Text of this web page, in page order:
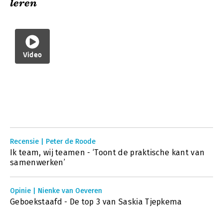
leren
Video
Recensie | Peter de Roode
Ik team, wij teamen - ‘Toont de praktische kant van
samenwerken’
Opinie | Nienke van Oeveren
Geboekstaafd - De top 3 van Saskia Tjepkema